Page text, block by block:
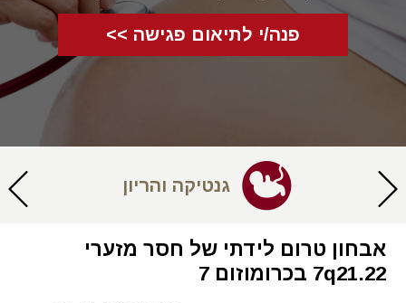
פנה/י לתיאום פגישה >>
גנטיקה והריון
אבחון טרום לידתי של חסר מזערי
7q21.22 בכרומוזום 7